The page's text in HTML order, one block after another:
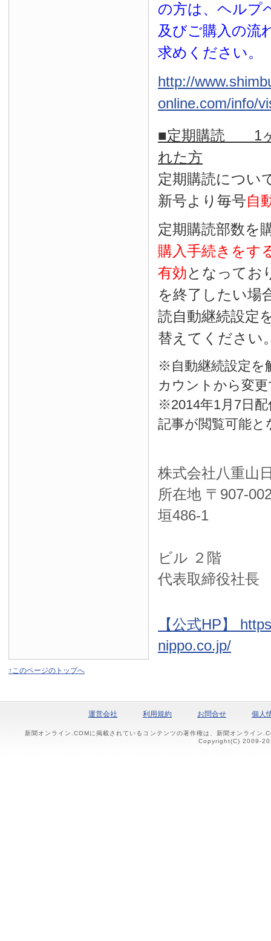
の方は、ヘルプ
及びご購入の流
求めください。
http://
online.com/info/
■定期購読 1ヶ
れた方
定期購読につい
新号より毎号自
定期購読部数を
購入手続きをす
有効となってお
を終了したい場
読自動継続設定
替えてください
※自動継続設定を
カウントから変
※2014年1月7日
記事が閲覧可能
株式会社八重山
所在地 〒 907-
垣486-1
ビル ２階
代表取締役社
【公式HP】
nippo.co.jp/
↑このページのトップへ
運営会社 利用規約 お問合せ 個人
新聞オンライン.COMに掲載されているコンテンツの著作権は、新聞オンライン
Copyright(C) 2009-